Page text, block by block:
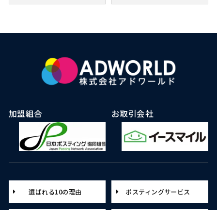
加盟組合 お取引会社
選ばれる10の理由 ポスティングサービス